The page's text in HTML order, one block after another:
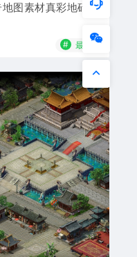
图素材真彩地砖
# 最新